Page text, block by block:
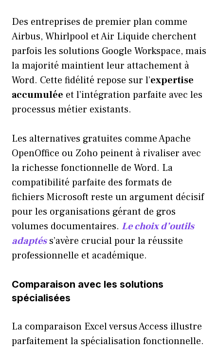
Des entreprises de premier plan comme
Airbus, Whirlpool et Air Liquide cherchent
parfois les solutions Google Workspace, mais
la majorité maintient leur attachement à
Word. Cette fidélité repose sur l’expertise
accumulée et l’intégration parfaite avec les
processus métier existants.
Les alternatives gratuites comme Apache
OpenOffice ou Zoho peinent à rivaliser avec
la richesse fonctionnelle de Word. La
compatibilité parfaite des formats de
fichiers Microsoft reste un argument décisif
pour les organisations gérant de gros
volumes documentaires. Le choix d’outils
adaptéss’avère crucial pour la réussite
professionnelle et académique.
Comparaison avec les solutions
spécialisées
La comparaison Excel versus Access illustre
parfaitement la spécialisation fonctionnelle.